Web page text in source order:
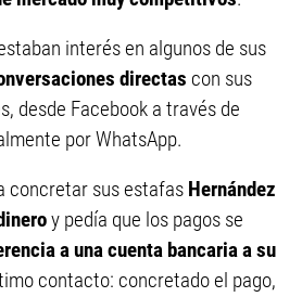
interés en algunos de sus
directas con sus
desde Facebook a través de
por WhatsApp.
concretar sus estafas Hernández
y pedía que los pagos se
a una cuenta bancaria a su
contacto: concretado el pago,